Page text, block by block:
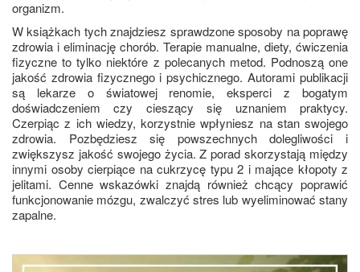
organizm.
W książkach tych znajdziesz sprawdzone sposoby na poprawę
zdrowia i eliminację chorób. Terapie manualne, diety, ćwiczenia
fizyczne to tylko niektóre z polecanych metod. Podnoszą one
jakość zdrowia fizycznego i psychicznego. Autorami publikacji
są lekarze o światowej renomie, eksperci z bogatym
doświadczeniem czy cieszący się uznaniem praktycy.
Czerpiąc z ich wiedzy, korzystnie wpłyniesz na stan swojego
zdrowia. Pozbędziesz się powszechnych dolegliwości i
zwiększysz jakość swojego życia. Z porad skorzystają między
innymi osoby cierpiące na cukrzycę typu 2 i mające kłopoty z
jelitami. Cenne wskazówki znajdą również chcący poprawić
funkcjonowanie mózgu, zwalczyć stres lub wyeliminować stany
zapalne.